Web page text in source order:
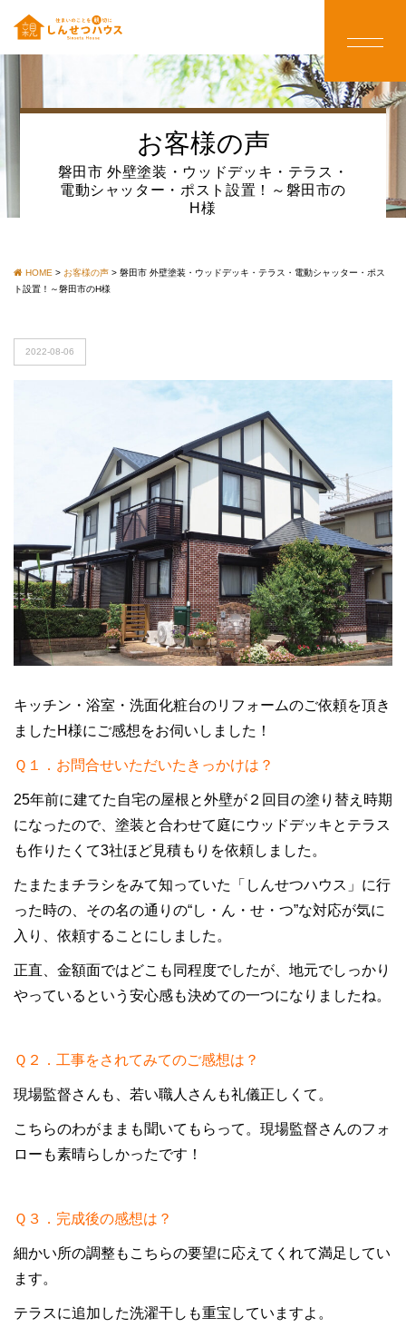
お客様の声
磐田市 外壁塗装・ウッドデッキ・テラス・
電動シャッター・ポスト設置！～磐田市の
H様
HOME > お客様の声 > 磐田市 外壁塗装・ウッドデッキ・テラス・電動シャッター・ポス
ト設置！～磐田市のH様
2022-08-06
キッチン・浴室・洗面化粧台のリフォームのご依頼を頂き
ましたH様にご感想をお伺いしました！
Ｑ１．お問合せいただいたきっかけは？
25年前に建てた自宅の屋根と外壁が２回目の塗り替え時期
になったので、塗装と合わせて庭にウッドデッキとテラス
も作りたくて3社ほど見積もりを依頼しました。
たまたまチラシをみて知っていた「しんせつハウス」に行
った時の、その名の通りの“し・ん・せ・つ”な対応が気に
入り、依頼することにしました。
正直、金額面ではどこも同程度でしたが、地元でしっかり
やっているという安心感も決めての一つになりましたね。
Ｑ２．工事をされてみてのご感想は？
現場監督さんも、若い職人さんも礼儀正しくて。
こちらのわがままも聞いてもらって。現場監督さんのフォ
ローも素晴らしかったです！
Ｑ３．完成後の感想は？
細かい所の調整もこちらの要望に応えてくれて満足してい
ます。
テラスに追加した洗濯干しも重宝していますよ。